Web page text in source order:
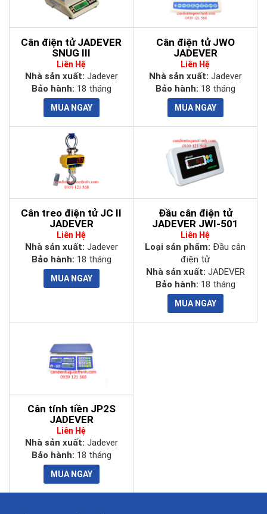
Cân điện tử JADEVER
SNUG III
Liên Hệ
Nhà sản xuất: Jadever
Bảo hành: 18 tháng
Cân điện tử JWO
JADEVER
Liên Hệ
Nhà sản xuất: Jadever
Bảo hành: 18 tháng
Cân treo điện tử JC II
JADEVER
Liên Hệ
Nhà sản xuất: Jadever
Bảo hành: 18 tháng
Đầu cân điện tử
JADEVER JWI-501
Liên Hệ
Loại sản phẩm: Đầu cân
điện tử
Nhà sản xuất: JADEVER
Bảo hành: 18 tháng
Cân tính tiền JP2S
JADEVER
Liên Hệ
Nhà sản xuất: Jadever
Bảo hành: 18 tháng